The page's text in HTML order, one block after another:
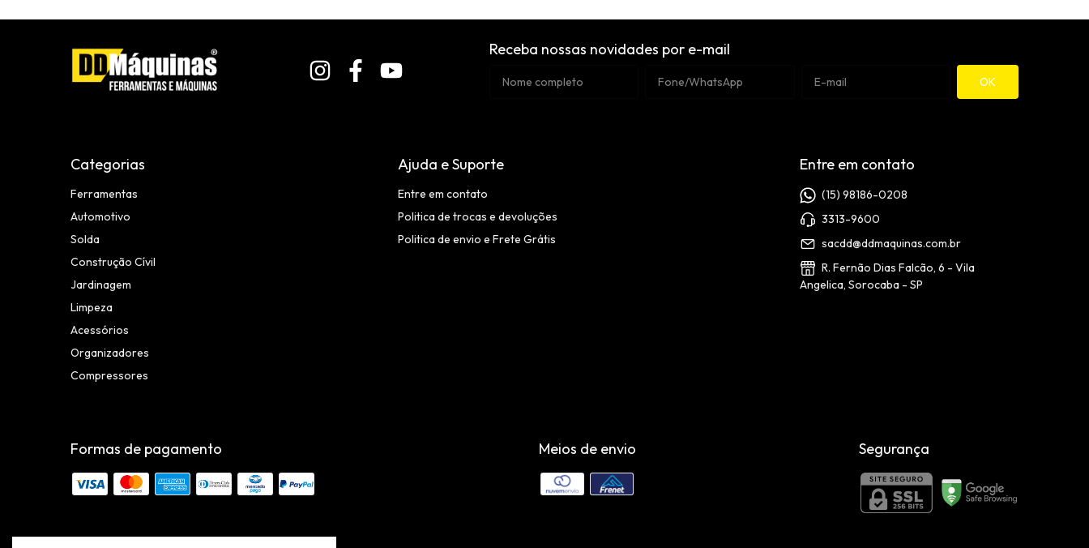
Receba nossas novidades por e-mail
Categorias
Ferramentas
Automotivo
Solda
Construção Cívil
Jardinagem
Limpeza
Acessórios
Organizadores
Compressores
Ajuda e Suporte
Entre em contato
Politica de trocas e devoluções
Politica de envio e Frete Grátis
Entre em contato
(15) 98186-0208
3313-9600
sacdd@ddmaquinas.com.br
R. Fernão Dias Falcão, 6 - Vila
Angelica, Sorocaba - SP
Formas de pagamento Meios de envio Segurança